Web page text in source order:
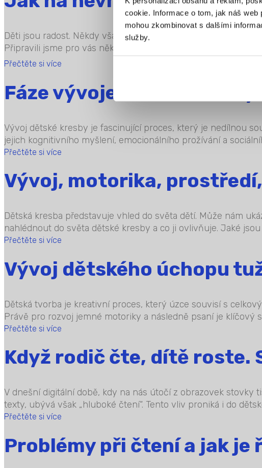
cookie. Informace o tom, jak náš
mohou zkombinovat s dalšími
služby.
Děti jsou radost. Někdy však jejich chování překračuje
Připravili jsme pro vás několik tipů.
Přečtěte si více
Fáze vývoje dětské
Vývoj dětské kresby je fascinující proces, který je nedílnou
jejich kognitivního myšlení, emocionálního prožívání a
Přečtěte si více
Vývoj, motorika,
Dětská kresba představuje vhled do světa dětí. Může nám
nahlédnout do světa dětské kresby a co ji ovlivňuje. Jaké
Přečtěte si více
Vývoj dětského úchopu
Dětská tvorba je kreativní proces, který úzce souvisí s
Právě pro rozvoj jemné motoriky a následně psaní je klíčový
Přečtěte si více
Když rodič čte, dítě roste.
V dnešní digitální době, kdy na nás útočí z obrazovek stovky
texty, ubývá však „hluboké čtení“. Tento vliv proniká i do
Přečtěte si více
Problémy při čtení a jak je